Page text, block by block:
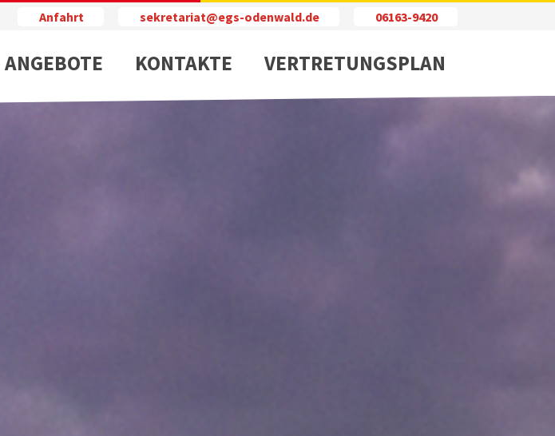
Anfahrt sekretariat@egs-odenwald.de 06163-9420
ANGEBOTE KONTAKTE VERTRETUNGSPLAN